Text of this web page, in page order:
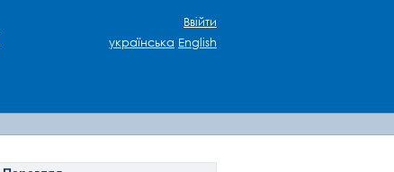
Ввійти
українська English